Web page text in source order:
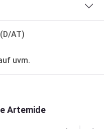
AT)
uvm.
Artemide